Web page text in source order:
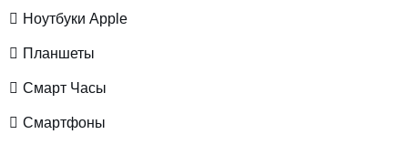
Ноутбуки Apple
Планшеты
Смарт Часы
Смартфоны